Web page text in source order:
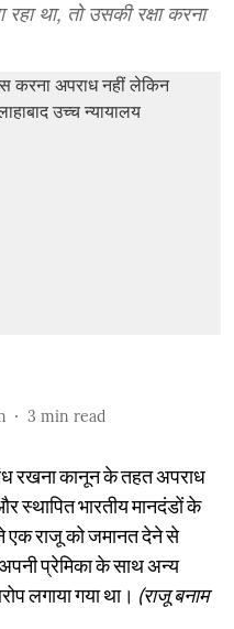
रहा था, तो उसकी रक्षा करना
3 min read
रखना कानून के तहत अपराध
भारतीय मानदंडों के
एक राजू को जमानत देने से
प्रेमिका के साथ अन्य
लगाया गया था। (राजू बनाम